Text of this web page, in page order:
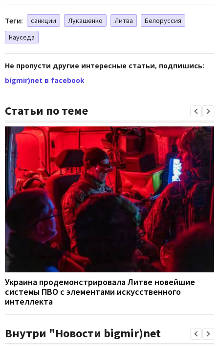
Теги: санкции Лукашенко Литва
Белоруссия
Науседа
Не пропусти другие интересные статьи, подпишись:
bigmir)net в facebook
Статьи по теме
Украина продемонстрировала Литве новейшие
системы ПВО с элементами искусственного
интеллекта
Внутри "Новости bigmir)net